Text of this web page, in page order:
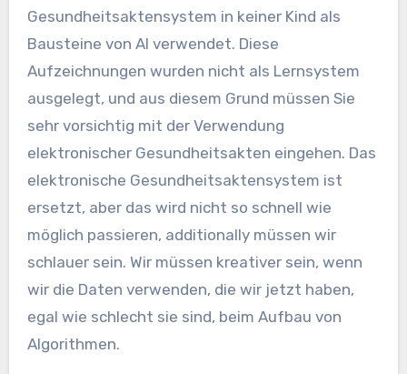
Gesundheitsaktensystem in keiner Kind als
Bausteine ​​von AI verwendet. Diese
Aufzeichnungen wurden nicht als Lernsystem
ausgelegt, und aus diesem Grund müssen Sie
sehr vorsichtig mit der Verwendung
elektronischer Gesundheitsakten eingehen. Das
elektronische Gesundheitsaktensystem ist
ersetzt, aber das wird nicht so schnell wie
möglich passieren, additionally müssen wir
schlauer sein. Wir müssen kreativer sein, wenn
wir die Daten verwenden, die wir jetzt haben,
egal wie schlecht sie sind, beim Aufbau von
Algorithmen.